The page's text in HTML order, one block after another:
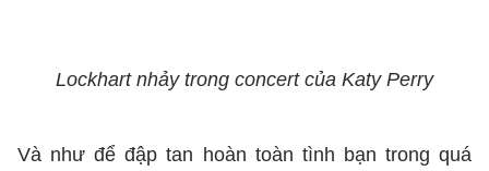
Lockhart nhảy trong concert của Katy Perry
Và như để đập tan hoàn toàn tình bạn trong quá